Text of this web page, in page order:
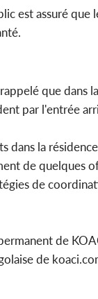
est assuré que
que
par l'entrée
dans la
de quelques
de
de
de